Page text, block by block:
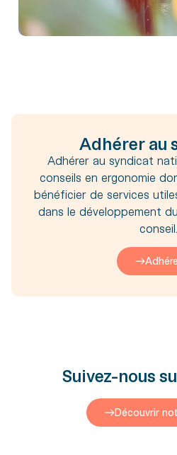
Adhérer au
Adhérer au syndicat
conseils en ergonomie
bénéficier de services
dans le développement
conseil.
Suivez-nous
Découvrir